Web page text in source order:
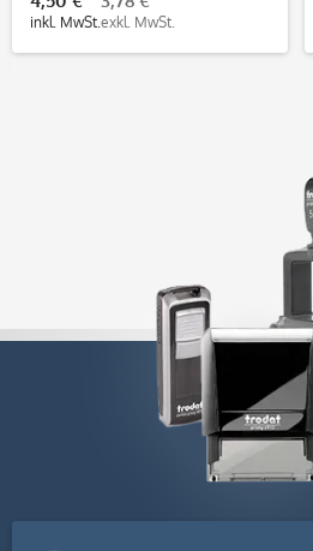
inkl. MwSt. exkl. MwSt.